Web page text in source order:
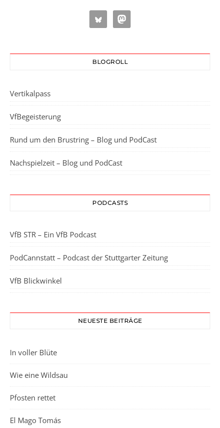
BLOGROLL
Vertikalpass
VfBegeisterung
Rund um den Brustring – Blog und PodCast
Nachspielzeit – Blog und PodCast
PODCASTS
VfB STR – Ein VfB Podcast
PodCannstatt – Podcast der Stuttgarter Zeitung
VfB Blickwinkel
NEUESTE BEITRÄGE
In voller Blüte
Wie eine Wildsau
Pfosten rettet
El Mago Tomás